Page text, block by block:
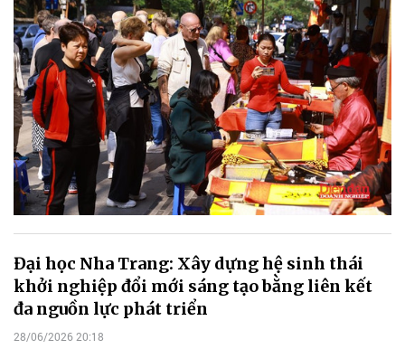
Đại học Nha Trang: Xây dựng hệ sinh thái
khởi nghiệp đổi mới sáng tạo bằng liên kết
đa nguồn lực phát triển
28/06/2026 20:18